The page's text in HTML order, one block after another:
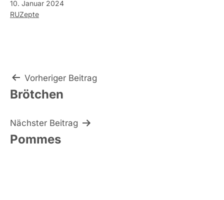
Veröffentlicht
am
10. Januar 2024
Kategorisiert
RUZepte
Beitragsnavigation
Vorheriger Beitrag
Brötchen
Nächster Beitrag
Pommes